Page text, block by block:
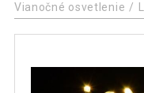
Vianočné osvetlenie